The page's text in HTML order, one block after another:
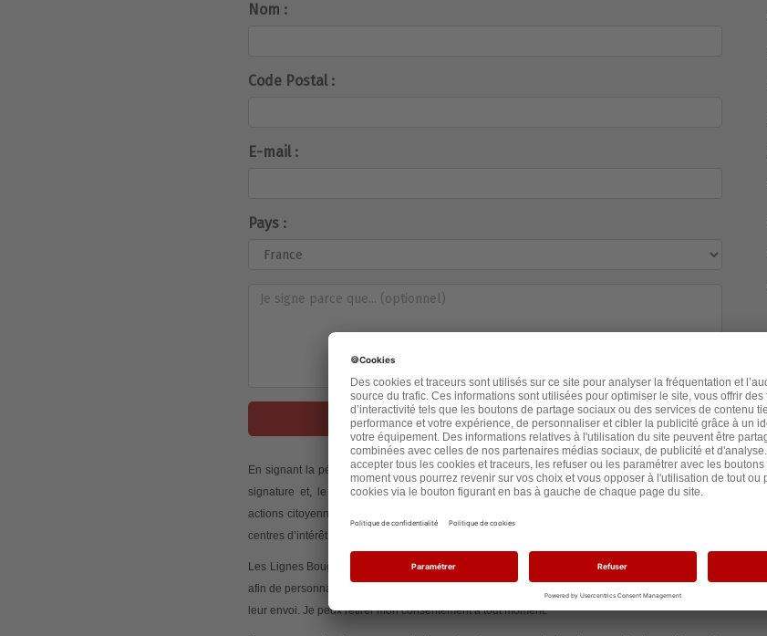
Nom :
Code Postal :
E-mail :
Pays :
Je signe la pétition
En signant la pétition, j’accepte que Les Lignes Bougent traite mes données afin de gérer ma
signature et, le cas échéant, mon commentaire. J’accepte également d’être informé(e) des
actions citoyennes initiées via Les Lignes Bougent et de recevoir des contenus adaptés à mes
centres d’intérêt.
Les Lignes Bougent peut mesurer si et quand j’ouvre ses emails, au moyen de pixels de suivi,
afin de personnaliser les contenus proposés et d’optimiser la fréquence ainsi que le moment de
leur envoi. Je peux retirer mon consentement à tout moment.